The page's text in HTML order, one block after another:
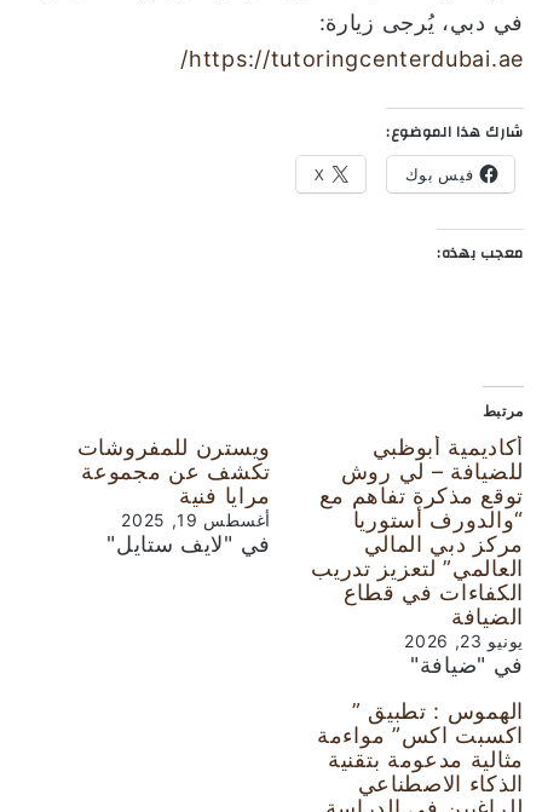
في دبي، يُرجى زيارة:
https://tutoringcenterdubai.ae/
شارك هذا الموضوع:
فيس بوك X
معجب بهذه:
مرتبط
أكاديمية أبوظبي
للضيافة – لي روش
توقع مذكرة تفاهم مع
“والدورف أستوريا
مركز دبي المالي
العالمي” لتعزيز تدريب
الكفاءات في قطاع
الضيافة
يونيو 23, 2026
في "ضيافة"
ويسترن للمفروشات
تكشف عن مجموعة
مرايا فنية
أغسطس 19, 2025
في "لايف ستايل"
الهموس : تطبيق ”
اكسبت اكس” مواءمة
مثالية مدعومة بتقنية
الذكاء الاصطناعي